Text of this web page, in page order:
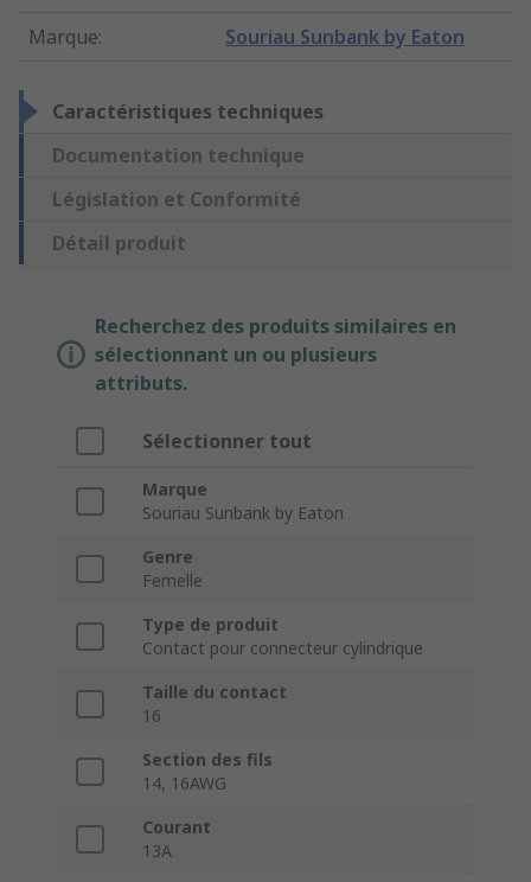
Marque: Souriau Sunbank by Eaton
Caractéristiques techniques
Documentation technique
Législation et Conformité
Détail produit
Recherchez des produits similaires en
sélectionnant un ou plusieurs
attributs.
Sélectionner tout
Marque
Souriau Sunbank by Eaton
Genre
Femelle
Type de produit
Contact pour connecteur cylindrique
Taille du contact
16
Section des fils
14, 16AWG
Courant
13A